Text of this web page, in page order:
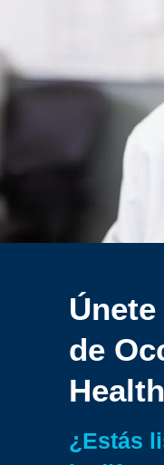
de
Health
¿Estás